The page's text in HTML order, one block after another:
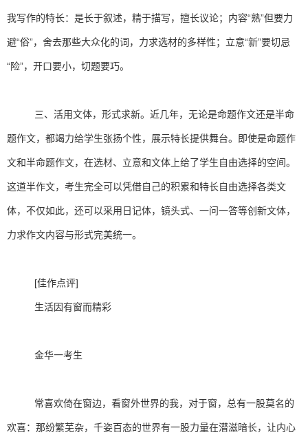
我写作的特长：是长于叙述，精于描写，擅长议论；内容“熟”但要力
避“俗”，舍去那些大众化的词，力求选材的多样性；立意“新”要切忌
“险”，开口要小，切题要巧。
三、活用文体，形式求新。近几年，无论是命题作文还是半命
题作文，都竭力给学生张扬个性，展示特长提供舞台。即使是命题作
文和半命题作文，在选材、立意和文体上给了学生自由选择的空间。
这道半作文，考生完全可以凭借自己的积累和特长自由选择各类文
体，不仅如此，还可以采用日记体，镜头式、一问一答等创新文体，
力求作文内容与形式完美统一。
[佳作点评]
生活因有窗而精彩
金华一考生
常喜欢倚在窗边，看窗外世界的我，对于窗，总有一股莫名的
欢喜：那纷繁芜杂，千姿百态的世界有一股力量在潜滋暗长，让内心